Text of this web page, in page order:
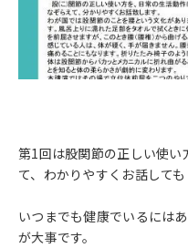
第1回は股関節の正しい使
て、わかりやすくお話しても
いつまでも健康でいるには
が大事です。